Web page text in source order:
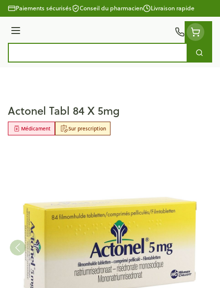
Aller au contenu
Paiements sécurisés Conseil du pharmacien Livraison rapide
Menu
Actonel Tabl 84 X 5mg
Sur prescription
Médicament